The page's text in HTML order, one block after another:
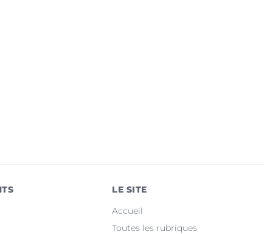
LE SITE
Accueil
Toutes les rubriques